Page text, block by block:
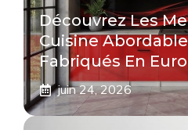
Découvrez Les
Cuisine
Fabriqués En
juin 24, 2026